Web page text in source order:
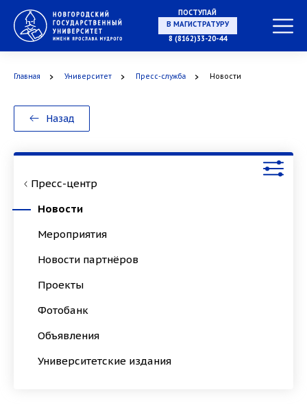
ПОСТУПАЙ
НА СПЕЦИАЛИТЕТ
8 (8162)33-20-44
Главная Университет Пресс-служба Новости
Назад
Пресс-центр
Новости
Мероприятия
Новости партнёров
Проекты
Фотобанк
Объявления
Университетские издания